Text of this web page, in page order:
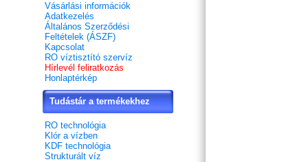
Vásárlási információk
Adatkezelés
Általános Szerződési
Feltételek (ÁSZF)
Kapcsolat
RO víztisztító szervíz
Hírlevél feliratkozás
Honlaptérkép
Tudástár a termékekhez
RO technológia
Klór a vízben
KDF technológia
Strukturált víz